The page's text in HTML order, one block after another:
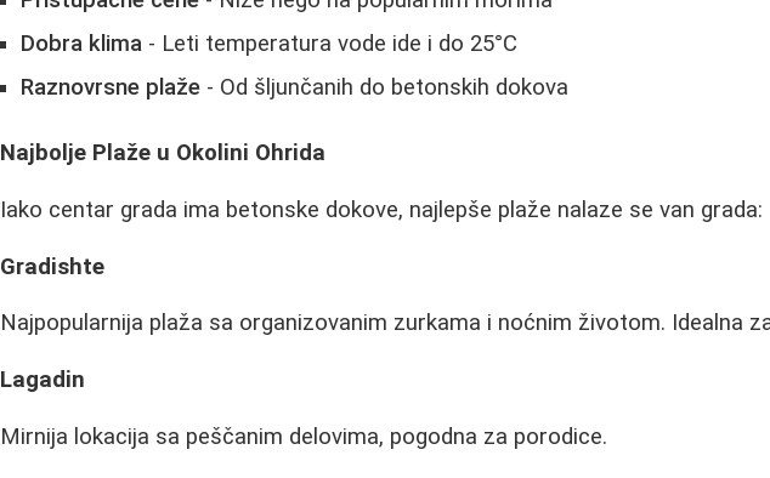
Dobra klima - Leti temperatura vode ide i do 25°C
Raznovrsne plaže - Od šljunčanih do betonskih dokova
Najbolje Plaže u Okolini Ohrida
Iako centar grada ima betonske dokove, najlepše plaže nalaze se van grada:
Gradishte
Najpopularnija plaža sa organizovanim zurkama i noćnim životom. Idealna
Lagadin
Mirnija lokacija sa peščanim delovima, pogodna za porodice.